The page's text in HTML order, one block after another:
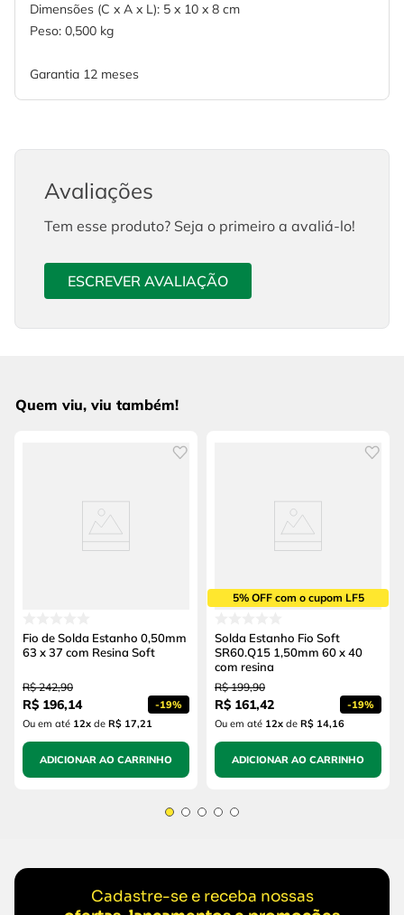
Dimensões (C x A x L): 5 x 10 x 8 cm
Peso: 0,500 kg
Garantia 12 meses
Avaliações
Tem esse produto? Seja o primeiro a avaliá-lo!
ESCREVER AVALIAÇÃO
Quem viu, viu também!
Fio de Solda Estanho 0,50mm
63 x 37 com Resina Soft
R$ 242,90
R$ 196,14 -19%
Ou em até 12x de R$ 17,21
ADICIONAR AO CARRINHO
5% OFF com o cupom LF5
Solda Estanho Fio Soft
SR60.Q15 1,50mm 60 x 40
com resina
R$ 199,90
R$ 161,42 -19%
Ou em até 12x de R$ 14,16
ADICIONAR AO CARRINHO
Cadastre-se e receba nossas